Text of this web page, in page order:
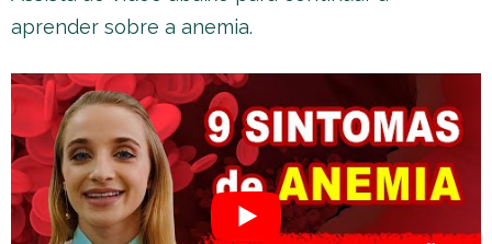
aprender sobre a anemia.